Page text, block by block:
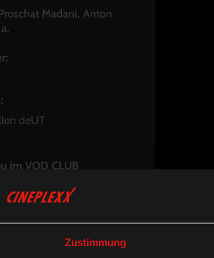
Zustimmung
Madani, Anton
deUT
im VOD CLUB